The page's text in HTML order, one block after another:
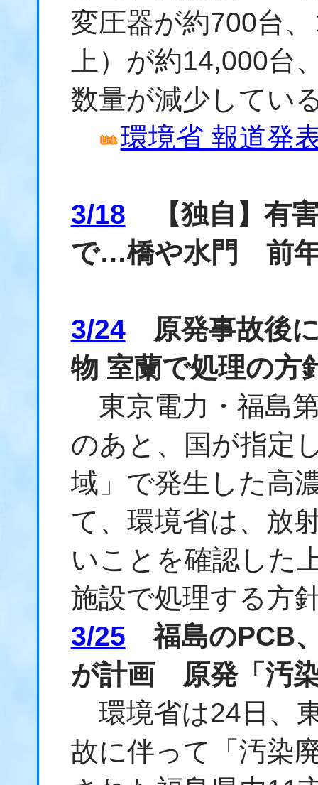
変圧器が約700台
上）が約14,000台
数量が減少してい
環境省 報道発
3/18 【独自】有
で…橋や水門 前
3/24原発事故後に
物 室蘭で処理の方
東京電力・福島
のあと、国が指定
域」で発生した高
て、環境省は、放
いことを確認した
施設で処理する方
3/25 福島のPCB
が計画 原発「汚
環境省は24日、
故に伴って「汚染